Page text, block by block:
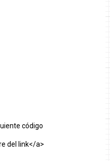
código
del link</a>